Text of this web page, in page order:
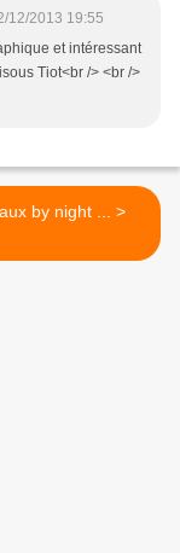
12/2013 19:55
et intéressant
Tiot<br /> <br />
Bordeaux by night ... >